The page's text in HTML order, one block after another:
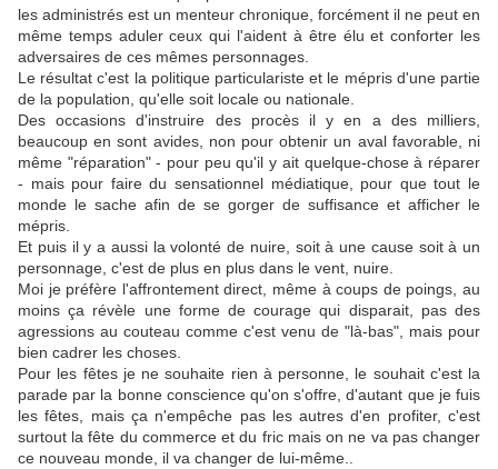
les administrés est un menteur chronique, forcément il ne peut en
même temps aduler ceux qui l'aident à être élu et conforter les
adversaires de ces mêmes personnages.
Le résultat c'est la politique particulariste et le mépris d'une partie
de la population, qu'elle soit locale ou nationale.
Des occasions d'instruire des procès il y en a des milliers,
beaucoup en sont avides, non pour obtenir un aval favorable, ni
même "réparation" - pour peu qu'il y ait quelque-chose à réparer
- mais pour faire du sensationnel médiatique, pour que tout le
monde le sache afin de se gorger de suffisance et afficher le
mépris.
Et puis il y a aussi la volonté de nuire, soit à une cause soit à un
personnage, c'est de plus en plus dans le vent, nuire.
Moi je préfère l'affrontement direct, même à coups de poings, au
moins ça révèle une forme de courage qui disparait, pas des
agressions au couteau comme c'est venu de "là-bas", mais pour
bien cadrer les choses.
Pour les fêtes je ne souhaite rien à personne, le souhait c'est la
parade par la bonne conscience qu'on s'offre, d'autant que je fuis
les fêtes, mais ça n'empêche pas les autres d'en profiter, c'est
surtout la fête du commerce et du fric mais on ne va pas changer
ce nouveau monde, il va changer de lui-même..